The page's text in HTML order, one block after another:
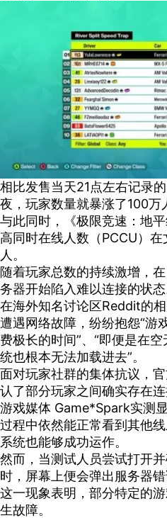
相比发售当天21点左右记录
夜，玩家数量就暴涨了100万
与此同时，《极限竞速：地
高同时在线人数（PCCU）
人。
随着玩家总数的持续激增，
务器开始陷入难以连接的状态
在海外知名讨论区Reddit的
遭遇网络故障，纷纷抱怨“游
费极长的时间”、“即便是在
统也根本无法加载进去”。
面对玩家社群的集体抗议，
认了部分玩家之间确实存在连
游戏媒体 Game*Spark实测
过程中依然能正常看到其他
系统也能够成功运作。
然而，当测试人员尝试打开
时，屏幕上便会弹出服务器错
这一现象表明，部分特定的
生故障。